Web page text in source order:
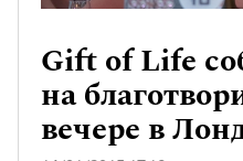
Gift of Life
на
вечере в